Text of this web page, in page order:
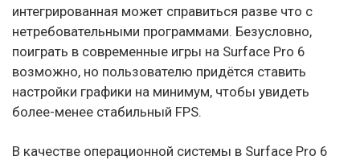
интегрированная может справиться разве что с
нетребовательными программами. Безусловно,
поиграть в современные игры на Surface Pro 6
возможно, но пользователю придётся ставить
настройки графики на минимум, чтобы увидеть
более-менее стабильный FPS.
В качестве операционной системы в Surface Pro 6